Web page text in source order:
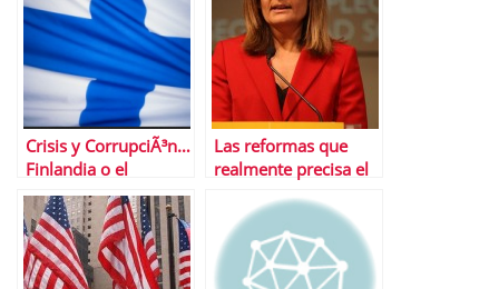
burbuja a punto de
estallar
Crisis y CorrupciÃ³n…
Finlandia o el
ejemplo de lo que
SÃ­ debe hacerse
Las reformas que
realmente precisa el